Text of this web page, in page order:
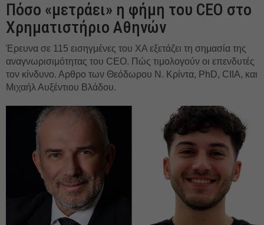
Πόσο «μετράει» η φήμη του CEO στο
Χρηματιστήριο Αθηνών
Έρευνα σε 115 εισηγμένες του ΧΑ εξετάζει τη σημασία της
αναγνωρισιμότητας του CEO. Πώς τιμολογούν οι επενδυτές
τον κίνδυνο. Αρθρο των Θεόδωρου Ν. Κρίντα, PhD, CIIA, και
Μιχαήλ Αυξέντιου Βλάδου.